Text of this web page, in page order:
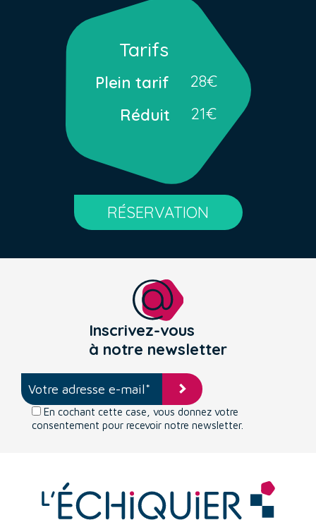
Tarifs
Plein tarif
28€
Réduit
21€
RÉSERVATION
Inscrivez-vous
à notre newsletter
En cochant cette case, vous donnez votre
consentement pour recevoir notre newsletter.